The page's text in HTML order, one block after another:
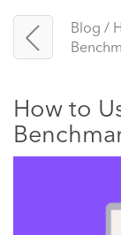
Blog /
How to